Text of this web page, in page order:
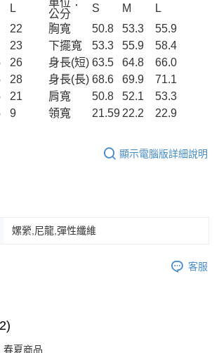
L
單位：
公分
S M
L
22 胸寬 50.8 53.3
55.9
23 下擺寬 53.3 55.9
58.4
26 身長(短) 63.5 64.8
66.0
28 身長(長) 68.6 69.9
71.1
21 肩寬 50.8 52.1
53.3
9 領寬 21.59 22.2 22.9
顯示電腦版詳細說明
嫘縈,尼龍,彈性纖維
客服
夏商品